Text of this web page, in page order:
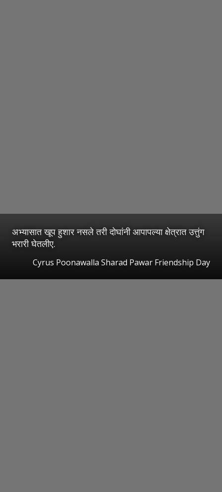
अभ्यासात खूप हुशार नसले तरी दोघांनी आपापल्या क्षेत्रात उत्तुंग
भरारी घेतलीए.
Cyrus Poonawalla Sharad Pawar Friendship Day